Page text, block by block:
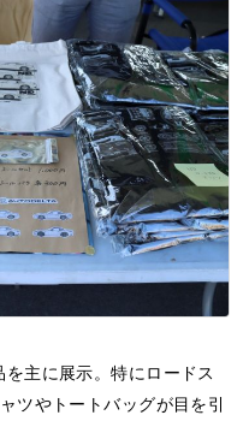
主に展示。特にロードス
ツやトートバッグが目を引